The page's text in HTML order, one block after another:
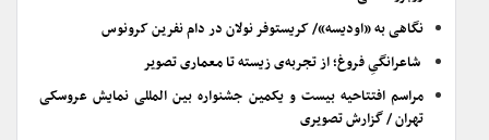
نگاهی به «اودیسه»/ کریستوفر نولان در دام نفرین کرونوس
شاعرانگیِ فروغ؛ از تجربه‌ی زیسته تا معماری تصویر
مراسم افتتاحیه بیست و یکمین جشنواره بین المللی نمایش عروسکی
تهران / گزارش تصویری